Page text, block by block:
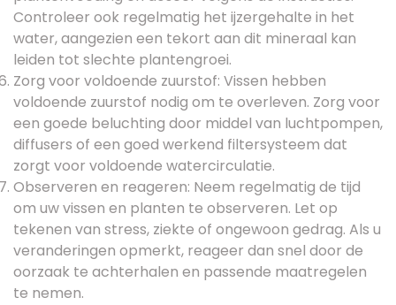
Controleer ook regelmatig het ijzergehalte in het
water, aangezien een tekort aan dit mineraal kan
leiden tot slechte plantengroei.
Zorg voor voldoende zuurstof: Vissen hebben
voldoende zuurstof nodig om te overleven. Zorg voor
een goede beluchting door middel van luchtpompen,
diffusers of een goed werkend filtersysteem dat
zorgt voor voldoende watercirculatie.
Observeren en reageren: Neem regelmatig de tijd
om uw vissen en planten te observeren. Let op
tekenen van stress, ziekte of ongewoon gedrag. Als u
veranderingen opmerkt, reageer dan snel door de
oorzaak te achterhalen en passende maatregelen
te nemen.